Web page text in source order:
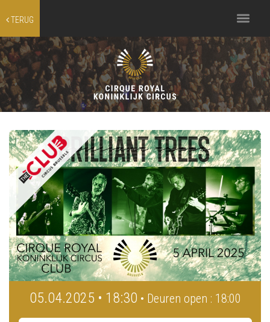
TERUG
Toggle
navigation
05.04.2025 • 18:30 • Deuren open : 18:00